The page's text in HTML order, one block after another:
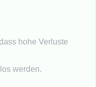
hohe Verluste
werden.